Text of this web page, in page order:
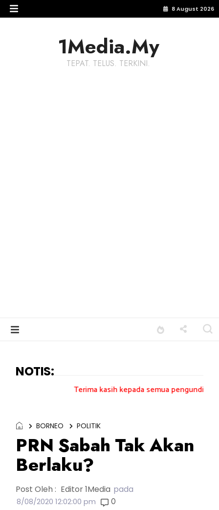
8 August 2026
1Media.My
TEPAT. TELUS. TERKINI.
NOTIS:
Terima kasih kepada semua pengundi.......
BORNEO POLITIK
PRN Sabah Tak Akan
Berlaku?
Post Oleh : Editor 1Media pada
8/08/2020 12:02:00 pm 0